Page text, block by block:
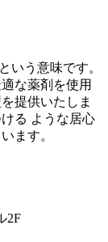
いう意味です。
な薬剤を使用
提供いたしま
る ような居心
ます。
2F